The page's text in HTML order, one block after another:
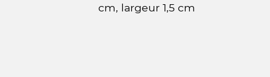
cm, largeur 1,5 cm